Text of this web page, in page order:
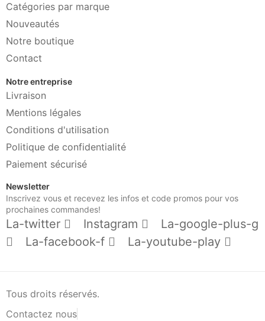
Catégories par marque
Nouveautés
Notre boutique
Contact
Notre entreprise
Livraison
Mentions légales
Conditions d'utilisation
Politique de confidentialité
Paiement sécurisé
Newsletter
Inscrivez vous et recevez les infos et code promos pour vos
prochaines commandes!
La-twitter Instagram
La-google-plus-g
La-facebook-f
La-youtube-play
Tous droits réservés.
Contactez nous